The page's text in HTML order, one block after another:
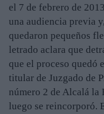
el 7 de febrero de
una audiencia previa
quedaron pequeños
letrado aclara que
que el proceso quedó
titular de Juzgado de
número 2 de Alcalá la
luego se reincorporó.